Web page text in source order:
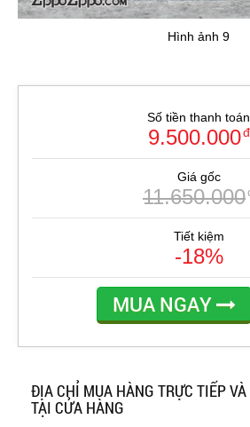
Hình ảnh 9
Số tiền thanh toán
9.500.000đ
Giá gốc
11.650.000
Tiết kiệm
-18%
MUA NGAY
ĐỊA CHỈ MUA HÀNG TRỰC TIẾP
TẠI CỬA HÀNG